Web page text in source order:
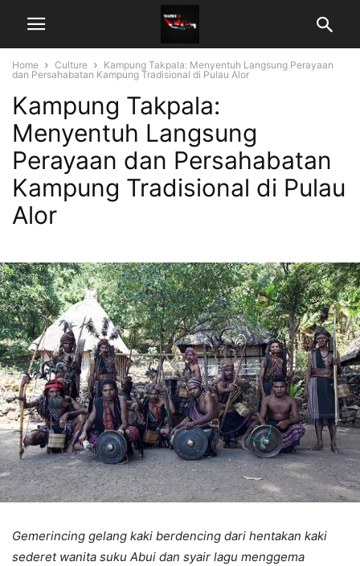
Home Culture
Kampung Takpala: Menyentuh Langsung Perayaan
dan Persahabatan Kampung Tradisional di Pulau Alor
Kampung Takpala:
Menyentuh Langsung
Perayaan dan Persahabatan
Kampung Tradisional di Pulau
Alor
Gemerincing gelang kaki berdencing dari hentakan kaki
sederet wanita suku Abui dan syair lagu menggema